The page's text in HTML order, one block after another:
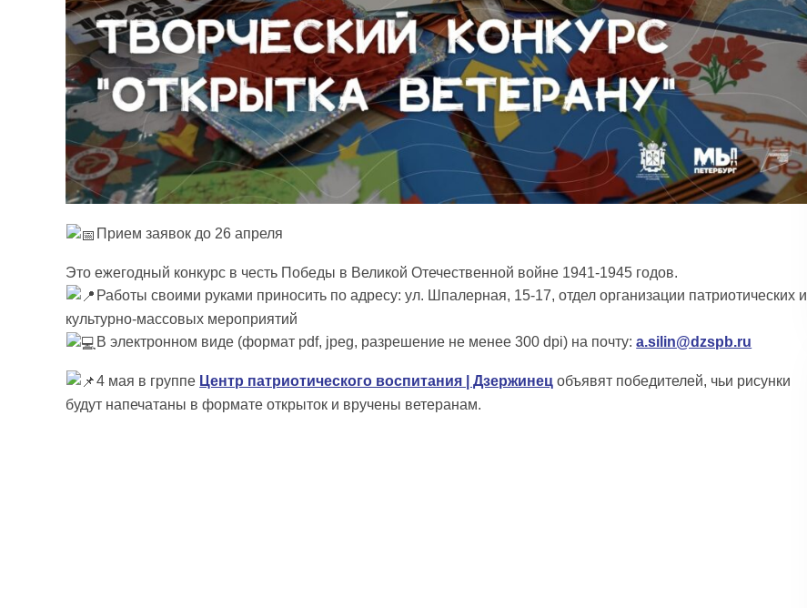
Прием заявок до 26 апреля
Это ежегодный конкурс в честь Победы в Великой Отечественной войне 1941-1945 годов.
Работы своими руками приносить по адресу: ул. Шпалерная, 15-17, отдел организации патриотических и
культурно-массовых мероприятий
В электронном виде (формат pdf, jpeg, разрешение не менее 300 dpi) на почту:a.silin@dzspb.ru
4 мая в группе Центр патриотического воспитания | Дзержинец объявят победителей, чьи рисунки
будут напечатаны в формате открыток и вручены ветеранам.